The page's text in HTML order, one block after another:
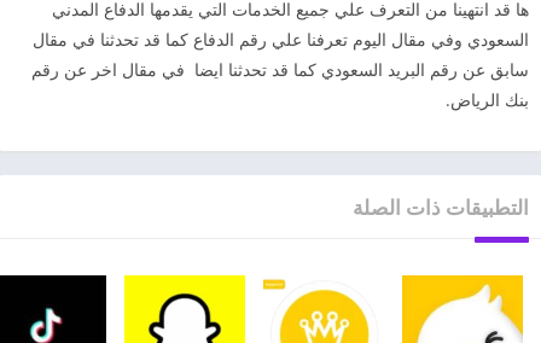
ها قد انتهينا من التعرف علي جميع الخدمات التي يقدمها الدفاع المدني
السعودي وفي مقال اليوم تعرفنا علي رقم الدفاع كما قد تحدثنا في مقال
سابق عن رقم البريد السعودي كما قد تحدثنا ايضا في مقال اخر عن رقم
بنك الرياض.
التطبيقات ذات الصلة